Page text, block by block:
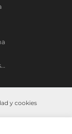
y cookies